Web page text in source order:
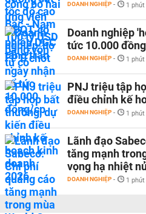
DOANH NGHIỆP - 1
Doanh nghiệp
tức 10.000
DOANH NGHIỆP - 1
PNJ triệu tập
điều chỉnh kế
DOANH NGHIỆP - 1
Lãnh đạo
tăng mạnh
vọng hạ nhiệt
DOANH NGHIỆP - 1